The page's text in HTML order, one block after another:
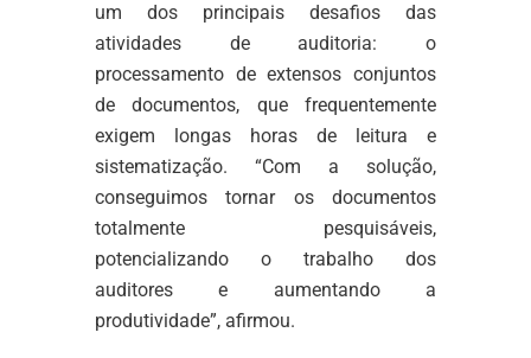
um dos principais desafios das
atividades de auditoria: o
processamento de extensos conjuntos
de documentos, que frequentemente
exigem longas horas de leitura e
sistematização. “Com a solução,
conseguimos tornar os documentos
totalmente pesquisáveis,
potencializando o trabalho dos
auditores e aumentando a
produtividade”, afirmou.